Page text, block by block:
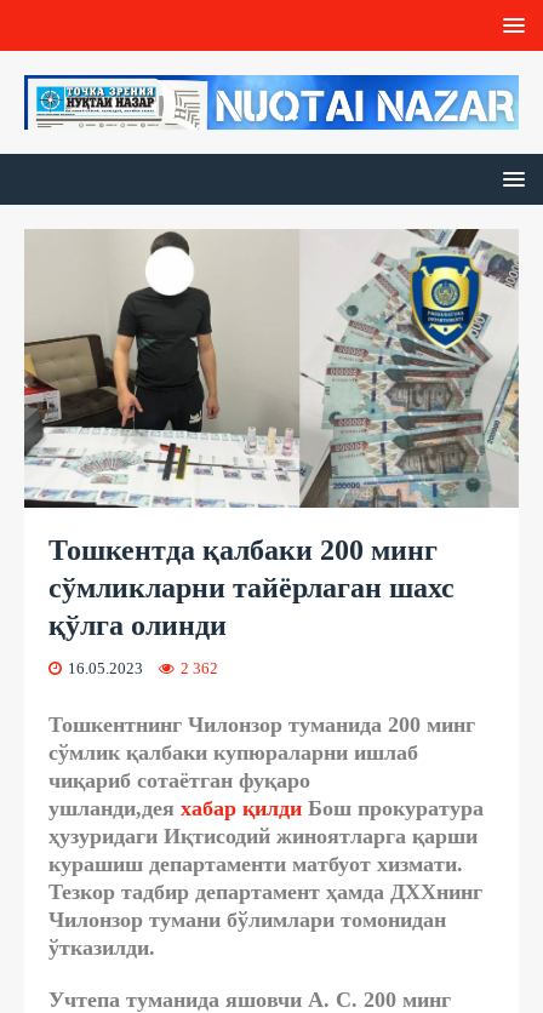
Тошкентда қалбаки 200 минг
сўмликларни тайёрлаган шахс
қўлга олинди
16.05.2023 2 362
Тошкентнинг Чилонзор туманида 200 минг
сўмлик қалбаки купюраларни ишлаб
чиқариб сотаётган фуқаро
ушланди,дея хабар қилди Бош прокуратура
ҳузуридаги Иқтисодий жиноятларга қарши
курашиш департаменти матбуот хизмати.
Тезкор тадбир департамент ҳамда ДХХнинг
Чилонзор тумани бўлимлари томонидан
ўтказилди.
Учтепа туманида яшовчи А. С. 200 минг